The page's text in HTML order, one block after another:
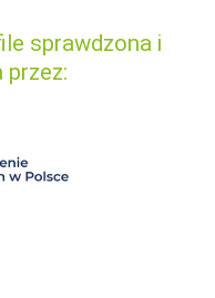
sprawdzona i
przez: